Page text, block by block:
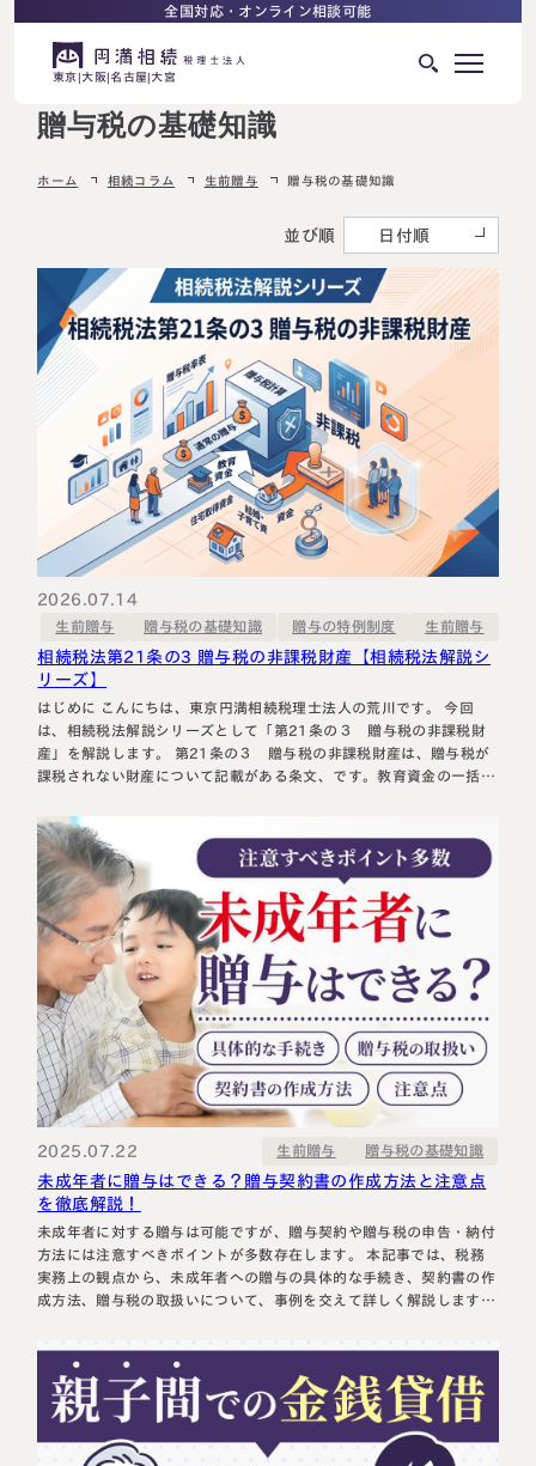
全国対応・オンライン相談可能
東京 大阪 名古屋 大宮
はじめての方へ
ご相談の流れ
選ばれる理由
よくある質問
相続を学ぶ
相続が発生した方へ
相続税申告について
ご相談の流れ
料金表
相続に備えたい方へ
生前対策相談について
相続税試算について
料金表
選ばれる理由
よくある質問
お客様の声
私たちについて
選ばれる理由
税理士紹介
法人情報
東京事務所
東京都港区南青山一丁目2番6号
相続について学ぶ
相続コラム
セミナー
円満相続ちゃんねる
円満相続塾（受講生募集中）
贈与税の基礎知識
ホーム 相続コラム 生前贈与 贈与税の基礎知識
並び順 日付順
2026.07.14
生前贈与 贈与税の基礎知識 贈与の特例制度 生前贈与
相続税法第21条の3 贈与税の非課税財産【相続税法解説シ
リーズ】
はじめに こんにちは、東京円満相続税理士法人の荒川です。 今回
は、相続税法解説シリーズとして「第21条の３ 贈与税の非課税財
産」を解説します。 第21条の３ 贈与税の非課税財産は、贈与税が
課税されない財産について記載がある条文、です。教育資金の一括贈
は、教育費や生活費の支援は贈与税がかかりません。 相続税法第21
条の３ 贈与税の非課…
2025.07.22 生前贈与 贈与税の基礎知識
未成年者に贈与はできる？贈与契約書の作成方法と注意点
を徹底解説！
未成年者に対する贈与は可能ですが、贈与契約や贈与税の申告・納付
方法には注意すべきポイントが多数存在します。 本記事では、税務
実務上の観点から、未成年者への贈与の具体的な手続き、契約書の作
成方法、贈与税の取扱いについて、事例を交えて詳しく解説します。
の合意が必要です…